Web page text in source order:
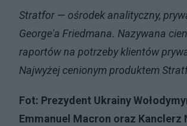
Stratfor — ośrodek analityczny,
George'a Friedmana. Nazywana
raportów na potrzeby klientów
Najwyżej cenionym produktem
Fot: Prezydent Ukrainy
Emmanuel Macron oraz Kanclerz